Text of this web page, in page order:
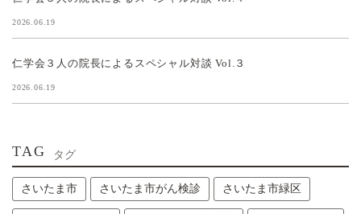
2026.06.19
仁学会３人の院長によるスペシャル対談 Vol.３
2026.06.19
TAG タグ
さいたま市 さいたま市がん検診 さいたま市緑区